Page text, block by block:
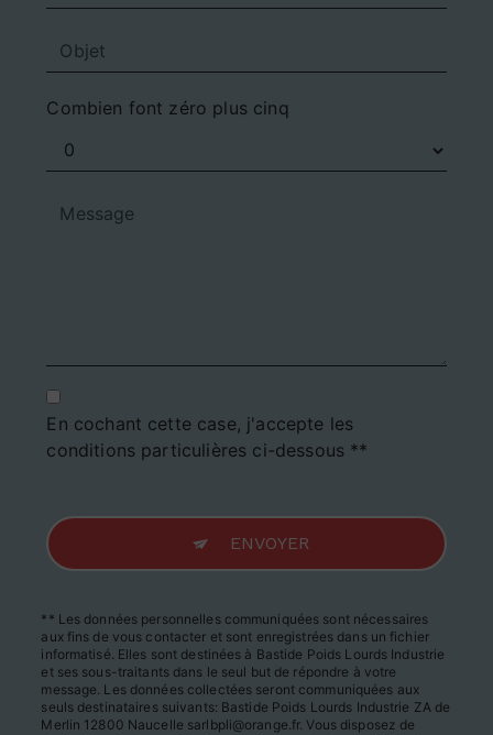
Combien font zéro plus cinq
En cochant cette case, j'accepte les
conditions particulières ci-dessous **
ENVOYER
** Les données personnelles communiquées sont nécessaires
aux fins de vous contacter et sont enregistrées dans un fichier
informatisé. Elles sont destinées à Bastide Poids Lourds Industrie
et ses sous-traitants dans le seul but de répondre à votre
message. Les données collectées seront communiquées aux
seuls destinataires suivants: Bastide Poids Lourds Industrie ZA de
Merlin 12800 Naucelle sarlbpli@orange.fr. Vous disposez de